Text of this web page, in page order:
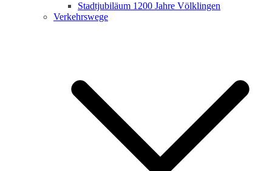
Stadtjubiläum 1200 Jahre Völklingen
Verkehrswege